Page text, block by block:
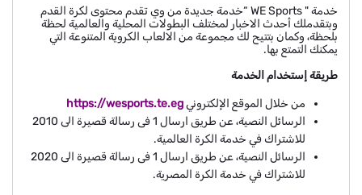
خدمة " WE Sports “خدمة جديدة من وي تقدم محتوى لكرة القدم
وبتقدملك أحدث الاخبار لمختلف البطولات المحلية والعالمية لحظة
بلحظة، وكمان بتتيح لك مجموعة من الالعاب الكروية المتنوعة التي
يمكنك التمتع بها.
طريقة إستخدام الخدمة
من خلال الموقع الإلكترونيhttps://wesports.te.eg
الرسائل النصية، عن طريق ارسال 1 فى رسالة قصيرة الى 2010
للاشتراك في خدمة الكرة العالمية.
الرسائل النصية، عن طريق ارسال 1 فى رسالة قصيرة الى 2020
للاشتراك في خدمة الكرة المصرية.